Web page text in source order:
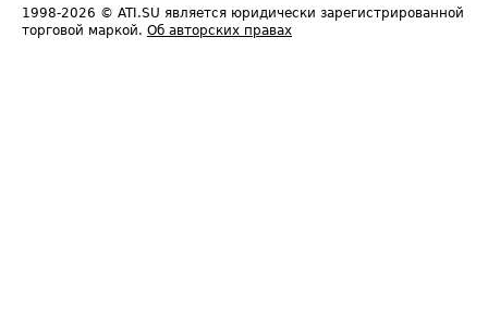
1998-2026 © ATI.SU является юридически зарегистрированной
торговой маркой. Об авторских правах